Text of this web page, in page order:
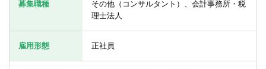
非公開求人とは？
募集職種
その他（コンサルタント）、会計事務所・税
理士法人
雇用形態 正社員